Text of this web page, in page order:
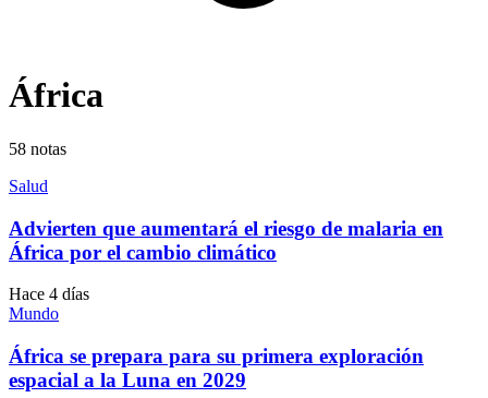
África
58 notas
Salud
Advierten que aumentará el riesgo de malaria en
África por el cambio climático
Hace 4 días
Mundo
África se prepara para su primera exploración
espacial a la Luna en 2029